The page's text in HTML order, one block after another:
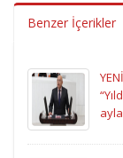
Benzer İçerikler